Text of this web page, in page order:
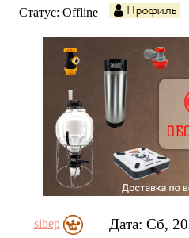
Статус: Offline
sibep Дата: Сб,